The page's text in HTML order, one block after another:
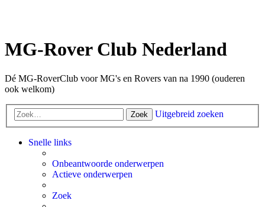
MG-Rover Club Nederland
Dé MG-RoverClub voor MG's en Rovers van na 1990 (ouderen
ook welkom)
Zoek Uitgebreid zoeken
Snelle links
Onbeantwoorde onderwerpen
Actieve onderwerpen
Zoek